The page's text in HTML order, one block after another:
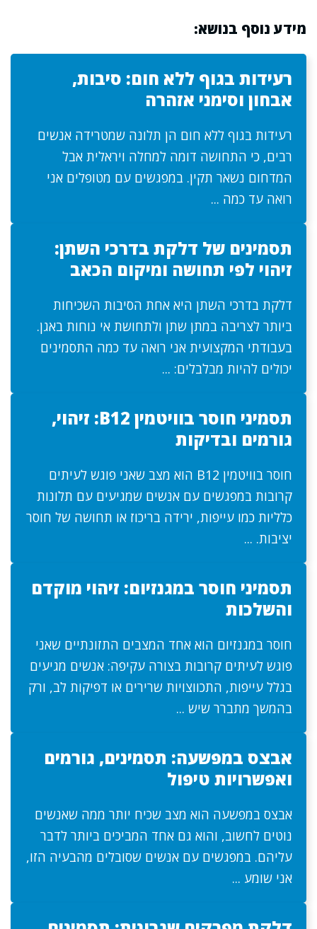
מידע נוסף בנושא:
רעידות בגוף ללא חום: סיבות,
אבחון וסימני אזהרה
רעידות בגוף ללא חום הן תלונה שמטרידה אנשים
רבים, כי התחושה דומה למחלה ויראלית אבל
המדחום נשאר תקין. במפגשים עם מטופלים אני
רואה עד כמה ...
תסמינים של דלקת בדרכי השתן:
זיהוי לפי תחושה ומיקום הכאב
דלקת בדרכי השתן היא אחת הסיבות השכיחות
ביותר לצריבה במתן שתן ולתחושת אי נוחות באגן.
בעבודתי המקצועית אני רואה עד כמה התסמינים
יכולים להיות מבלבלים: ...
תסמיני חוסר בוויטמין B12: זיהוי,
גורמים ובדיקות
חוסר בוויטמין B12 הוא מצב שאני פוגש לעיתים
קרובות במפגשים עם אנשים שמגיעים עם תלונות
כלליות כמו עייפות, ירידה בריכוז או תחושה של חוסר
יציבות. ...
תסמיני חוסר במגנזיום: זיהוי מוקדם
והשלכות
חוסר במגנזיום הוא אחד המצבים התזונתיים שאני
פוגש לעיתים קרובות בצורה עקיפה: אנשים מגיעים
בגלל עייפות, התכווצויות שרירים או דפיקות לב, ורק
בהמשך מתברר שיש ...
אבצס במפשעה: תסמינים, גורמים
ואפשרויות טיפול
אבצס במפשעה הוא מצב שכיח יותר ממה שאנשים
נוטים לחשוב, והוא גם אחד המביכים ביותר לדבר
עליהם. במפגשים עם אנשים שסובלים מהבעיה הזו,
אני שומע ...